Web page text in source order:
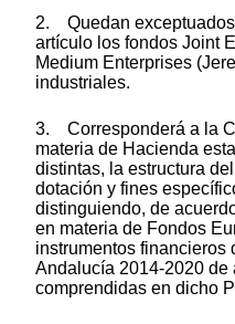
2. Quedan
artículo los fondos Joint
Medium Enterprises
industriales.
3. Corresponderá a la
materia de Hacienda
distintas, la estructura
dotación y fines
distinguiendo, de
en materia de Fondos
instrumentos financieros
Andalucía 2014-2020
comprendidas en dicho